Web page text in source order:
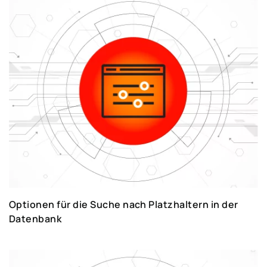
indem Sie diese an Ihre Anforderungen
anpassen.
Der vorliegende Leitfaden richtet sich
eigentlich an Einsteiger, aber nicht nur. Von den
verfügbaren Anleitungen können auch
fortgeschrittene Benutzer profitieren, wenn sie
das volle Potential von SAP erschließen wollen.
SAP-SYSTEM – EIN LEITFADEN MIT
PRAKTISCHEN TIPPS
Deutsch wurden so erstellt, dass sie für den
Optionen für die Suche nach Platzhaltern in der
Datenbank